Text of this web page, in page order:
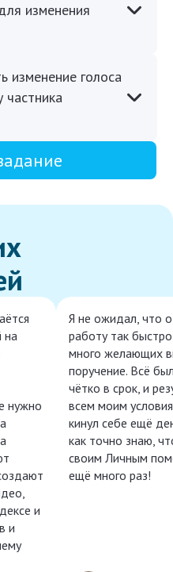
изменения
изменение голоса
частника
на
нужно
и
и
Я не ожидал, что
работу так
много желающих
поручение. Всё
чётко в срок, и
всем моим
кинул себе ещё
как точно знаю,
своим Личным
ещё много раз!